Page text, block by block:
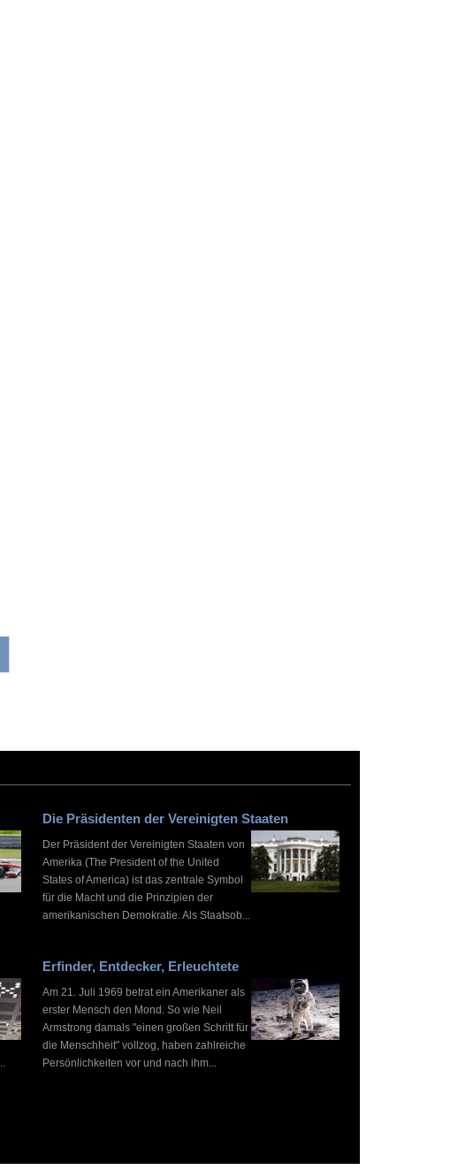
Die Präsidenten der Vereinigten Staaten
Der Präsident der Vereinigten Staaten von
Amerika (The President of the United
States of America) ist das zentrale Symbol
für die Macht und die Prinzipien der
amerikanischen Demokratie. Als Staatsob...
Erfinder, Entdecker, Erleuchtete
Am 21. Juli 1969 betrat ein Amerikaner als
erster Mensch den Mond. So wie Neil
Armstrong damals "einen großen Schritt für
die Menschheit" vollzog, haben zahlreiche
Persönlichkeiten vor und nach ihm...